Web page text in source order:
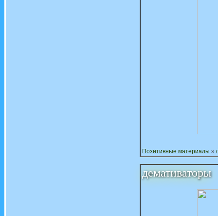
Позитивные материалы »
демативаторы